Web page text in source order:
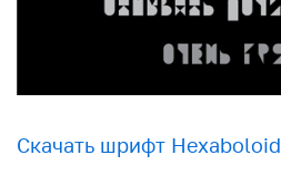
Скачать шрифт Hexaboloid